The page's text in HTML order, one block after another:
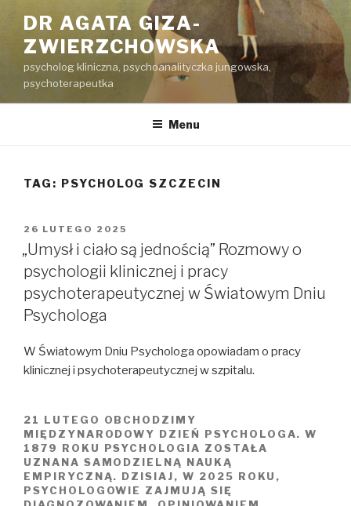
treści
DR AGATA GIZA-
ZWIERZCHOWSKA
psycholog kliniczna, psychoanalityczka jungowska,
psychoterapeutka
Menu
TAG: PSYCHOLOG SZCZECIN
OPUBLIKOWANE
W
26 LUTEGO 2025
„Umysł i ciało są jednością” Rozmowy o
psychologii klinicznej i pracy
psychoterapeutycznej w Światowym Dniu
Psychologa
W Światowym Dniu Psychologa opowiadam o pracy
klinicznej i psychoterapeutycznej w szpitalu.
21 LUTEGO OBCHODZIMY
MIĘDZYNARODOWY DZIEŃ PSYCHOLOGA. W
1879 ROKU PSYCHOLOGIA ZOSTAŁA
UZNANA SAMODZIELNĄ NAUKĄ
EMPIRYCZNĄ. DZISIAJ, W 2025 ROKU,
PSYCHOLOGOWIE ZAJMUJĄ SIĘ